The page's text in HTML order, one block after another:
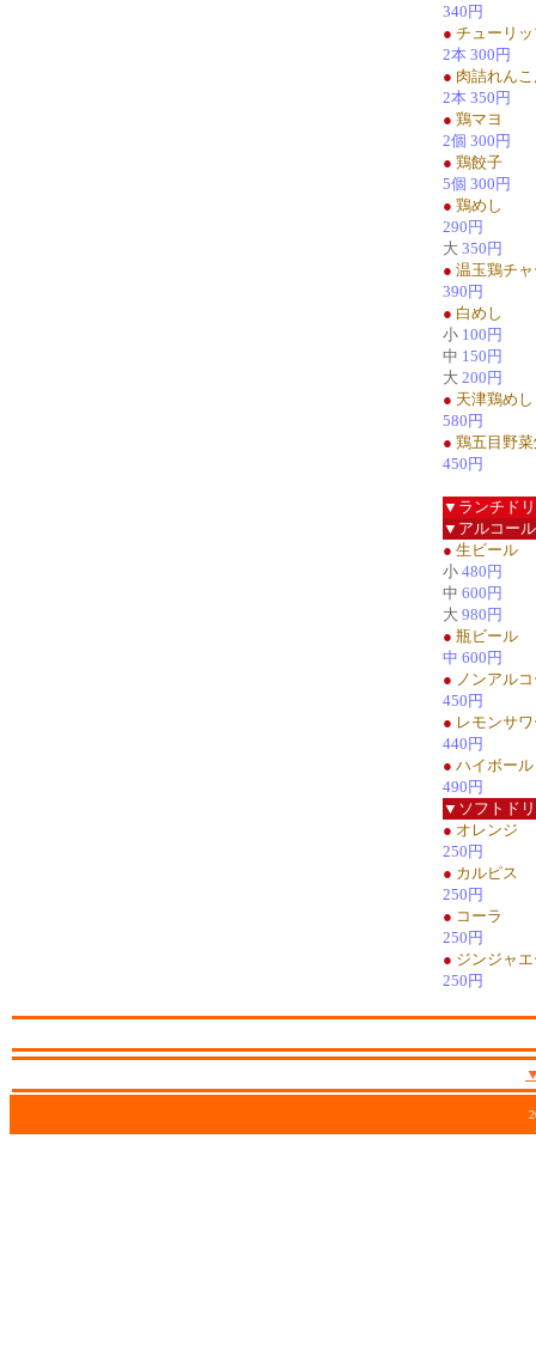
340円
● チューリ
2本 300円
● 肉詰れん
2本 350円
● 鶏マヨ
2個 300円
● 鶏餃子
5個 300円
● 鶏めし
290円
大 350円
● 温玉鶏チ
390円
● 白めし
小 100円
中 150円
大 200円
● 天津鶏めし
580円
● 鶏五目野
450円
▼ランチド
▼アルコール
● 生ビール
小 480円
中 600円
大 980円
● 瓶ビール
中 600円
● ノンアル
450円
● レモンサ
440円
● ハイボール
490円
▼ソフトド
● オレンジ
250円
● カルピス
250円
● コーラ
250円
● ジンジャ
250円